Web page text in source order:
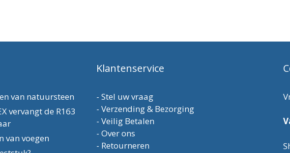
van natuursteen
vervangt de R163
van voegen
Klantenservice
- Stel uw vraag
- Verzending & Bezorging
- Veilig Betalen
- Over ons
- Retourneren